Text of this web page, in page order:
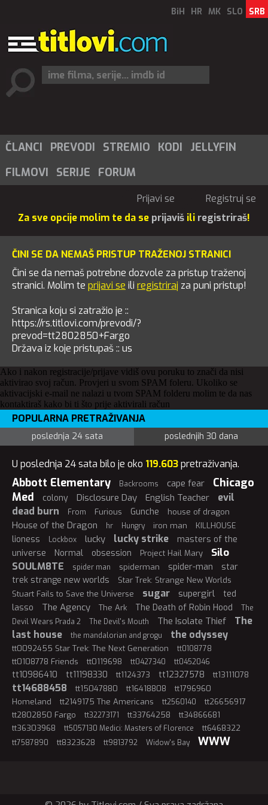
BiH HR MK SLO SRB
ČLANCI PREVODI STREMIO KODI
JELLYFIN
FILMOVI
SERIJE FORUM
Prijavi se
Registruj se
Za sve opcije molim te da se prijaviš ili registriraš!
ČINI SE DA NEMAŠ PRISTUP TRAŽENOJ STRANICI
Čini se da nemaš potrebne dozvole za pristup traženoj
stranici. Molim te prijavi se ili registriraj za puni pristup!
Stranica koju si zatražio je ::
https://rs.titlovi.com/prevodi/?
prevod=tt2802850+Fargo
Država iz koje pristupaš :: us
Ako i nakon registracije/prijave vidiš ovu poruku to znači da nisi
aktivirao svoj račun. Provjeri u svom SPAM foleru. Ukoliko se
aktivacijski e-mail ne nalazi u tvom SPAM folderu molim te da nas
kontaktiraš kako bi ti što prije aktivirali račun
POPULARNA PRETRAŽIVANJA
poslednja 24 sata poslednjih 30 dana
U poslednja 24 sata bilo je oko 119.603pretraživanja.
Abbott Elementary Backrooms cape fear
Chicago
Med
colony Disclosure Day English Teacher
evil
dead burn
From Furious Gunche house of dragon
House of the Dragon hr Hungry iron man KILLHOUSE
lioness Lockbox lucky lucky strike
masters of the
universe
Normal obsession Project Hail Mary Silo
SOULM8TE spider man spiderman spider-man
star
trek strange new worlds
Star Trek: Strange New Worlds
Stuart Fails to Save the Universe
sugar supergirl
ted
lasso
The Agency The Ark The Death of Robin Hood
The
Devil Wears Prada 2
The Devil's Mouth The Isolate Thief
The
last house
the mandalorian and grogu the odyssey
tt0092455 Star Trek: The Next Generation tt0108778
tt0108778 Friends tt0119698 tt0427340 tt0452046
tt10986410 tt11198330 tt1124373 tt12327578 tt13111078
tt14688458 tt15047880 tt16418808
tt1796960
Homeland
tt2149175 The Americans tt2560140
tt26656917
tt2802850 Fargo
tt32273171 tt33764258
tt34866681
tt36303968
tt5057130 Medici: Masters of Florence tt6468322
tt7587890 tt8323628 tt9813792 Widow's Bay WWW